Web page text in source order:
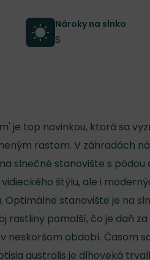
Nároky na slnko
S
je top novinkou, ktorá sa
rastom. V záhradách
slnečné stanovište s
štýlu, ale i
stanovište je na
rastliny pomalší, čo je daň
neskoršom období. Časom
australis je dlhoveká